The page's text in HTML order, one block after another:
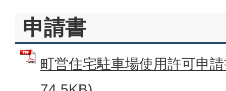
申請書
町営住宅駐車場使用許可申